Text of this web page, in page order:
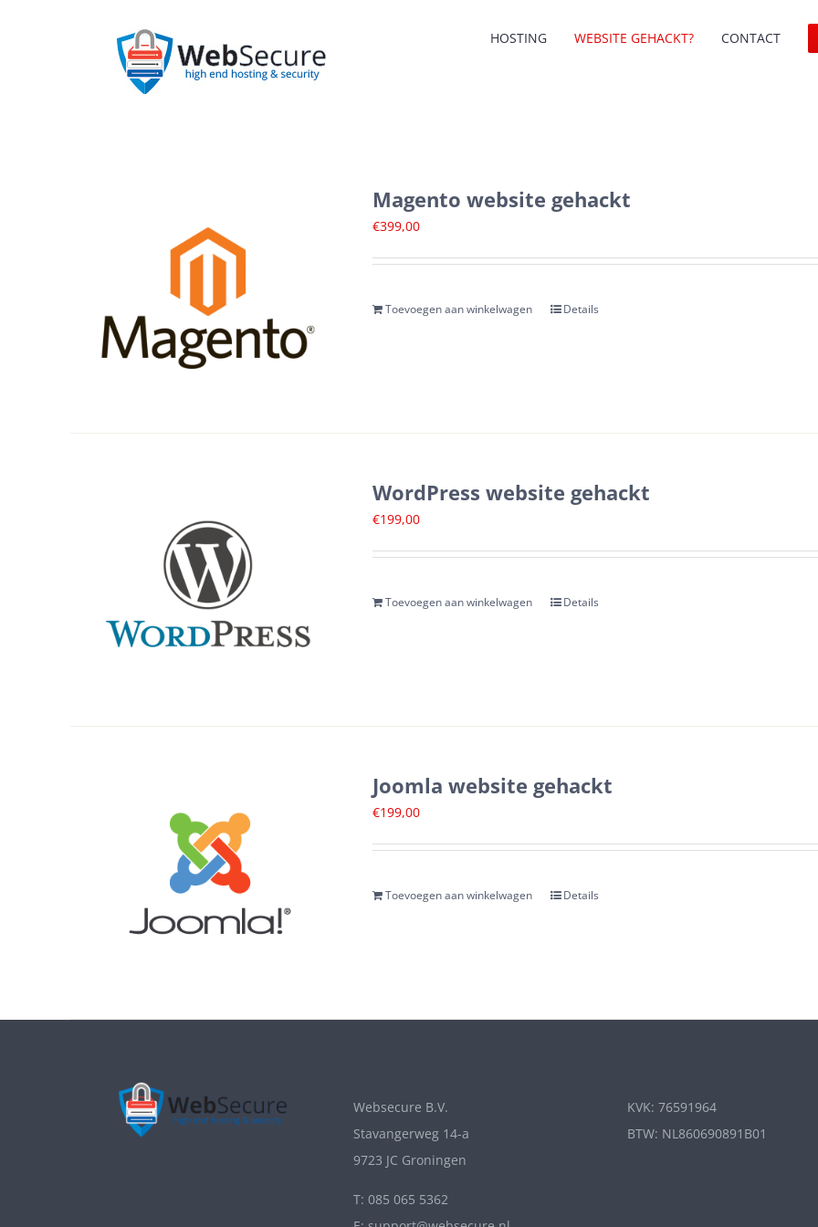
HOSTING WEBSITE GEHACKT? CONTACT
Magento website gehackt
€399,00
Toevoegen aan winkelwagen Details
WordPress website gehackt
€199,00
Toevoegen aan winkelwagen Details
Joomla website gehackt
€199,00
Toevoegen aan winkelwagen Details
Websecure B.V.
Stavangerweg 14-a
9723 JC Groningen
T: 085 065 5362
KVK: 76591964
BTW: NL860690891B01